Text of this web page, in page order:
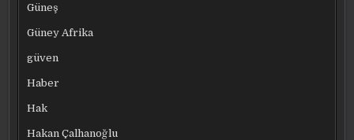
Güneş
Güney Afrika
güven
Haber
Hak
Hakan Çalhanoğlu